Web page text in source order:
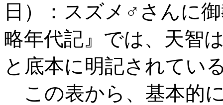
日）：スズメ♂さんに
略年代記』では、天智
と底本に明記されてい
この表から、基本的